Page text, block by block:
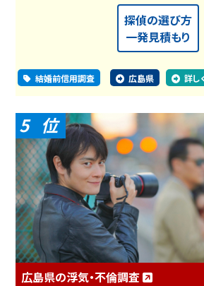
探偵の選び方
一発見積もり
結婚前信用調査 広島県 詳し
5
広島県の浮気・不倫調査